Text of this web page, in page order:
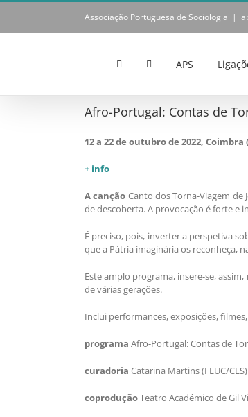
Skip
content
Associação Portuguesa de Sociologia |
APS
Afro-Portugal: Contas de
12 a 22 de outubro de 2022, Coimbra
+ info
A canção Canto dos Torna-Viagem
de descoberta. A provocação é forte e
É preciso, pois, inverter a perspetiva
que a Pátria imaginária os reconheça,
Este amplo programa, insere-se,
de várias gerações.
Inclui performances, exposições,
programa Afro-Portugal: Contas de
curadoria Catarina Martins (FLUC/CES)
coproduçãoTeatro Académico de Gil